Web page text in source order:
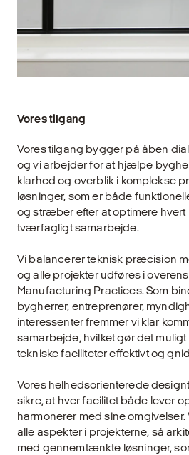
Vores tilgang
Vores tilgang bygger på åben
og vi arbejder for at hjælpe
klarhed og overblik i komplekse
løsninger, som er både
og stræber efter at optimere hvert
tværfagligt samarbejde.
Vi balancerer teknisk præcision
og alle projekter udføres i
Manufacturing Practices. Som
bygherrer, entreprenører,
interessenter fremmer vi klar
samarbejde, hvilket gør det
tekniske faciliteter effektivt og
Vores helhedsorienterede
sikre, at hver facilitet både lever
harmonerer med sine omgivelser.
alle aspekter i projekterne, så
med gennemtænkte løsninger,